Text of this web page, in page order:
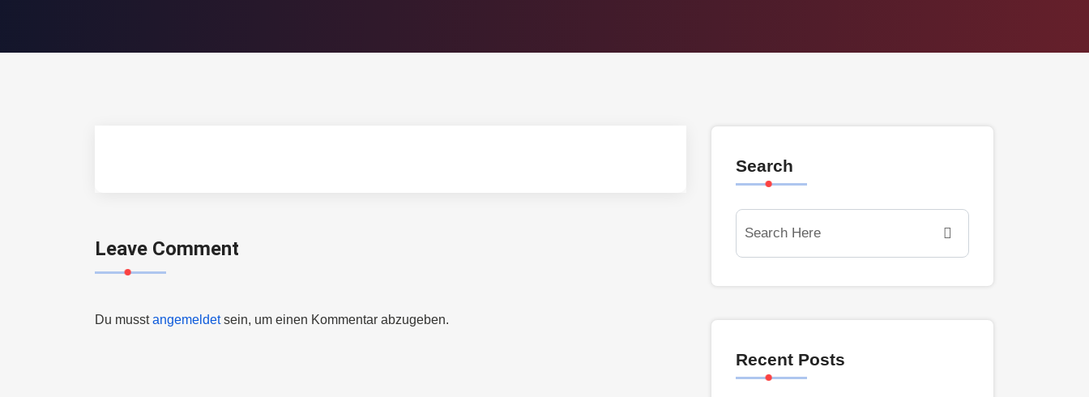
Leave Comment
Du musstangemeldetsein, um einen Kommentar abzugeben.
Search
Recent Posts